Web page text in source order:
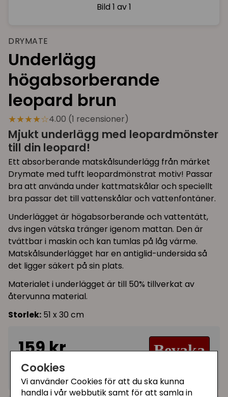
Cookies
Vi använder Cookies för att du ska kunna
handla i vår webbutik samt för att samla in
Bild 1 av 1
DRYMATE
Underlägg
högabsorberande
leopard brun
★★★★☆4.00 (1 recensioner)
Mjukt underlägg med leopardmönster
till din leopard!
Ett absorberande matskålsunderlägg från märket
Drymate med tufft leopardmönstrat motiv! Passar
bra att använda under kattmatskålar och speciellt
bra passar det till vattenskålar och vattenfontäner.
Underlägget är högabsorberande och vattentätt,
dvs ingen vätska tränger igenom mattan. Den är
tvättbar i maskin och kan tumlas på låg värme.
Matskålsunderlägget har en antiglid-undersida så
det ligger säkert på sin plats.
Materialet i underlägget är till 50% tillverkat av
återvunna material.
Storlek: 51 x 30 cm
159 kr Bevaka
Tillfälligt slut